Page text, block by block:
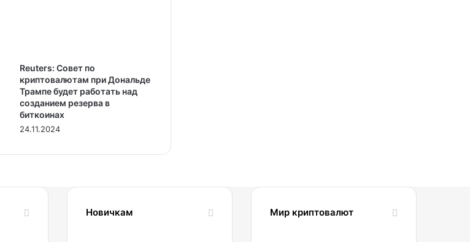
Reuters: Совет по
криптовалютам при Дональде
Трампе будет работать над
созданием резерва в
биткоинах
24.11.2024
Новичкам Мир криптовалют